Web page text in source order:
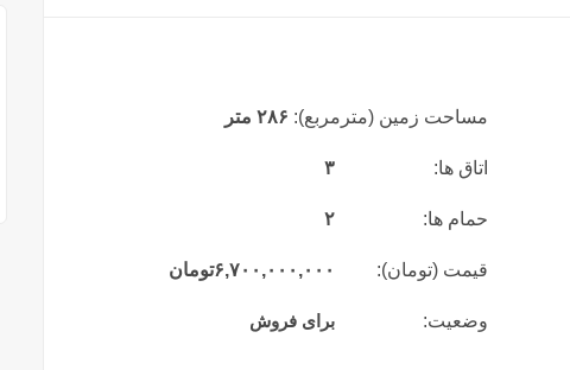
مساحت زمین (مترمربع): ۲۸۶ متر
اتاق ها: ۳
حمام ها: ۲
قیمت (تومان): ۶,۷۰۰,۰۰۰,۰۰۰تومان
وضعیت: برای فروش